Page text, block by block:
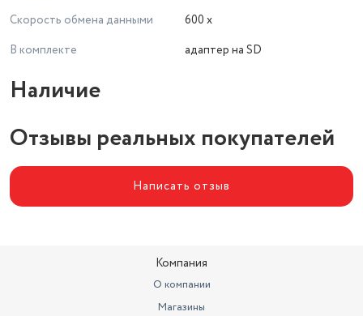
Скорость обмена данными
600 x
В комплекте
адаптер на SD
Наличие
Отзывы реальных покупателей
Написать отзыв
Компания
О компании
Магазины